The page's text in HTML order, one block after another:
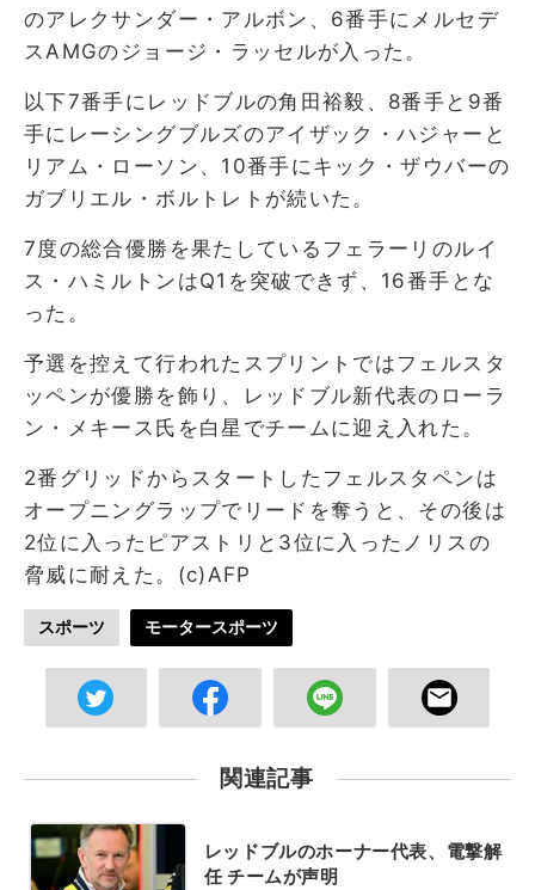
のアレクサンダー・アルボン、6番手にメルセデ
スAMGのジョージ・ラッセルが入った。
以下7番手にレッドブルの角田裕毅、8番手と9番
手にレーシングブルズのアイザック・ハジャーと
リアム・ローソン、10番手にキック・ザウバーの
ガブリエル・ボルトレトが続いた。
7度の総合優勝を果たしているフェラーリのルイ
ス・ハミルトンはQ1を突破できず、16番手とな
った。
予選を控えて行われたスプリントではフェルスタ
ッペンが優勝を飾り、レッドブル新代表のローラ
ン・メキース氏を白星でチームに迎え入れた。
2番グリッドからスタートしたフェルスタペンは
オープニングラップでリードを奪うと、その後は
2位に入ったピアストリと3位に入ったノリスの
脅威に耐えた。(c)AFP
スポーツ モータースポーツ
関連記事
レッドブルのホーナー代表、電撃解
任 チームが声明